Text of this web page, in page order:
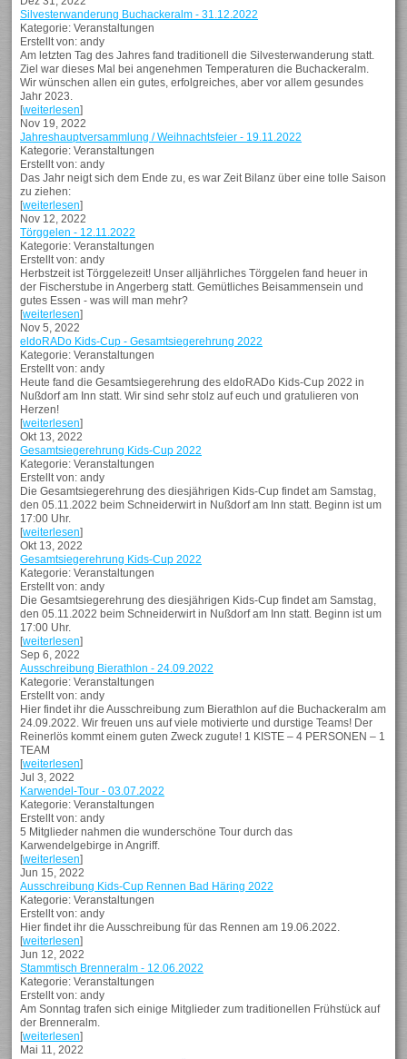
Silvesterwanderung Buchackeralm - 31.12.2022
Kategorie: Veranstaltungen
Erstellt von: andy
Am letzten Tag des Jahres fand traditionell die Silvesterwanderung statt.
Ziel war dieses Mal bei angenehmen Temperaturen die Buchackeralm.
Wir wünschen allen ein gutes, erfolgreiches, aber vor allem gesundes
Jahr 2023.
[weiterlesen]
Nov 19, 2022
Jahreshauptversammlung / Weihnachtsfeier - 19.11.2022
Kategorie: Veranstaltungen
Erstellt von: andy
Das Jahr neigt sich dem Ende zu, es war Zeit Bilanz über eine tolle Saison
zu ziehen:
[weiterlesen]
Nov 12, 2022
Törggelen - 12.11.2022
Kategorie: Veranstaltungen
Erstellt von: andy
Herbstzeit ist Törggelezeit! Unser alljährliches Törggelen fand heuer in
der Fischerstube in Angerberg statt. Gemütliches Beisammensein und
gutes Essen - was will man mehr?
[weiterlesen]
Nov 5, 2022
eldoRADo Kids-Cup - Gesamtsiegerehrung 2022
Kategorie: Veranstaltungen
Erstellt von: andy
Heute fand die Gesamtsiegerehrung des eldoRADo Kids-Cup 2022 in
Nußdorf am Inn statt. Wir sind sehr stolz auf euch und gratulieren von
Herzen!
[weiterlesen]
Okt 13, 2022
Gesamtsiegerehrung Kids-Cup 2022
Kategorie: Veranstaltungen
Erstellt von: andy
Die Gesamtsiegerehrung des diesjährigen Kids-Cup findet am Samstag,
den 05.11.2022 beim Schneiderwirt in Nußdorf am Inn statt. Beginn ist um
17:00 Uhr.
[weiterlesen]
Okt 13, 2022
Gesamtsiegerehrung Kids-Cup 2022
Kategorie: Veranstaltungen
Erstellt von: andy
Die Gesamtsiegerehrung des diesjährigen Kids-Cup findet am Samstag,
den 05.11.2022 beim Schneiderwirt in Nußdorf am Inn statt. Beginn ist um
17:00 Uhr.
[weiterlesen]
Sep 6, 2022
Ausschreibung Bierathlon - 24.09.2022
Kategorie: Veranstaltungen
Erstellt von: andy
Hier findet ihr die Ausschreibung zum Bierathlon auf die Buchackeralm am
24.09.2022. Wir freuen uns auf viele motivierte und durstige Teams! Der
Reinerlös kommt einem guten Zweck zugute! 1 KISTE – 4 PERSONEN – 1
TEAM
[weiterlesen]
Jul 3, 2022
Karwendel-Tour - 03.07.2022
Kategorie: Veranstaltungen
Erstellt von: andy
5 Mitglieder nahmen die wunderschöne Tour durch das
Karwendelgebirge in Angriff.
[weiterlesen]
Jun 15, 2022
Ausschreibung Kids-Cup Rennen Bad Häring 2022
Kategorie: Veranstaltungen
Erstellt von: andy
Hier findet ihr die Ausschreibung für das Rennen am 19.06.2022.
[weiterlesen]
Jun 12, 2022
Stammtisch Brenneralm - 12.06.2022
Kategorie: Veranstaltungen
Erstellt von: andy
Am Sonntag trafen sich einige Mitglieder zum traditionellen Frühstück auf
der Brenneralm.
[weiterlesen]
Mai 11, 2022